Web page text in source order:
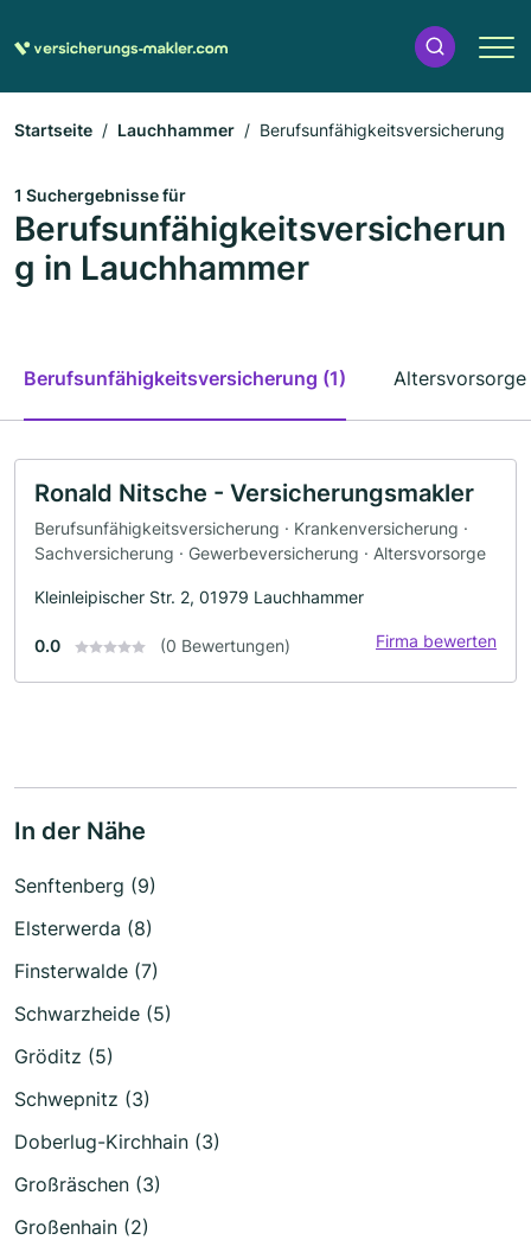
Startseite Lauchhammer Berufsunfähigkeitsversicherung
1 Suchergebnisse für
Berufsunfähigkeitsversicherun
g in Lauchhammer
Berufsunfähigkeitsversicherung (1) Altersvorsorge
Ronald Nitsche - Versicherungsmakler
Berufsunfähigkeitsversicherung · Krankenversicherung ·
Sachversicherung · Gewerbeversicherung · Altersvorsorge
Kleinleipischer Str. 2, 01979 Lauchhammer
0.0 (0 Bewertungen) Firma bewerten
In der Nähe
Senftenberg (9)
Elsterwerda (8)
Finsterwalde (7)
Schwarzheide (5)
Gröditz (5)
Schwepnitz (3)
Doberlug-Kirchhain (3)
Großräschen (3)
Großenhain (2)